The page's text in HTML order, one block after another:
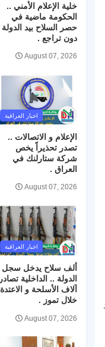
خلية الإعلام الأمني ..
الحكومة ماضية في
حصر السلاح بيد الدولة
دون تراجع .
August 07, 2026
اخبار العراقية
الإعلام و الاتصالات ..
تصدر تحذيراً يخص
شركة ستارلنك في
العراق .
August 07, 2026
اخبار العراقية
ألف سلاح يدخل سجل
الدولة .. الداخلية تصادر
آلاف الأسلحة و الاعتدة
خلال تموز .
August 07, 2026